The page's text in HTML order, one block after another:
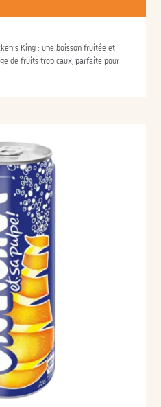
King : une boisson fruitée et
de fruits tropicaux, parfaite pour